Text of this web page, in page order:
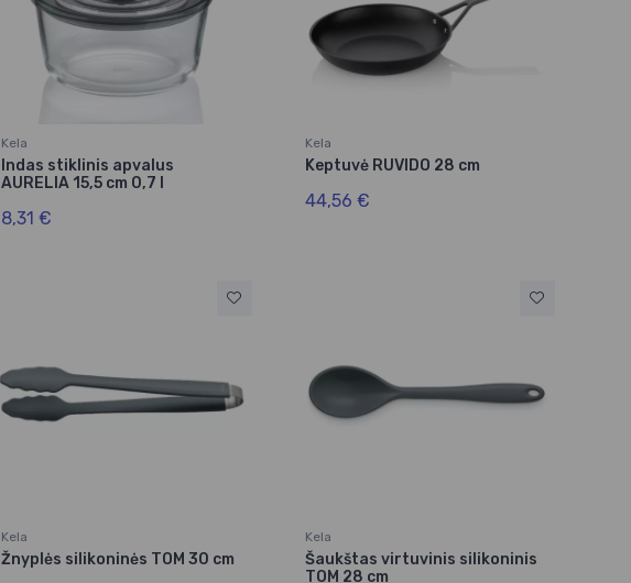
Kela
Indas stiklinis apvalus
AURELIA 15,5 cm 0,7 l
8,31 €
Kela
Keptuvė RUVIDO 28 cm
44,56 €
Kela
Žnyplės silikoninės TOM 30 cm
Kela
Šaukštas virtuvinis silikoninis
TOM 28 cm